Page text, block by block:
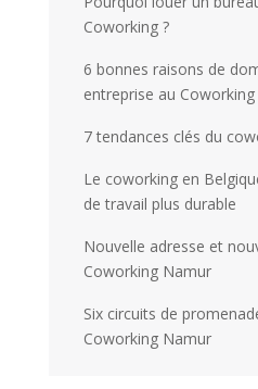
Coworking ?
6 bonnes raisons de
entreprise au
7 tendances clés du
Le coworking en
de travail plus durable
Nouvelle adresse et
Coworking Namur
Six circuits de
Coworking Namur